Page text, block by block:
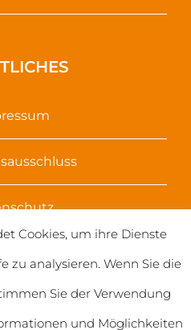
Cookies, um ihre Dienste
zu analysieren. Wenn Sie die
Sie der Verwendung
und Möglichkeiten